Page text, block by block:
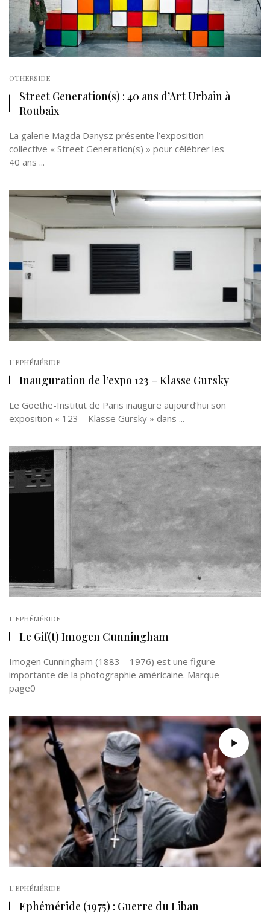
OTHERSIDE
Street Generation(s) : 40 ans d’Art Urbain à
Roubaix
La galerie Magda Danysz présente l’exposition
collective « Street Generation(s) » pour célébrer les
40 ans ...
L'EPHÉMÉRIDE
Inauguration de l’expo 123 – Klasse Gursky
Le Goethe-Institut de Paris inaugure aujourd’hui son
exposition « 123 – Klasse Gursky » dans ...
L'EPHÉMÉRIDE
Le Gif(t) Imogen Cunningham
Imogen Cunningham (1883 – 1976) est une figure
importante de la photographie américaine. Marque-
page0
L'EPHÉMÉRIDE
Ephéméride (1975) : Guerre du Liban